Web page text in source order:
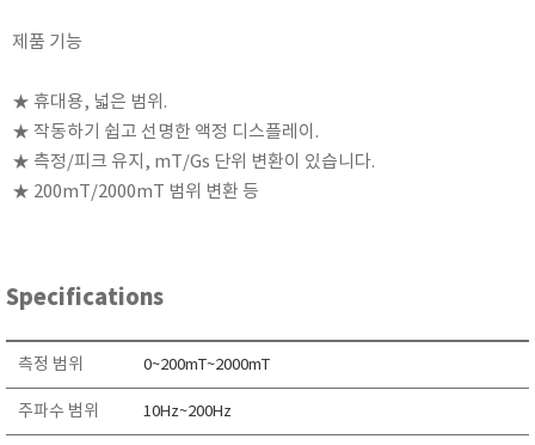
MEIJI TECHNO
MITSUBOSHI
NEW COSMOS
OCEANUS
PEAK TECH
Pyxis
RION
RIXEN
제품 기능
★ 휴대용, 넓은 범위.
★ 작동하기 쉽고 선명한 액정 디스플레이.
★ 측정/피크 유지, mT/Gs 단위 변환이 있습니다.
★ 200mT/2000mT 범위 변환 등
Specifications
측정 범위 0~200mT~2000mT
주파수 범위 10Hz~200Hz